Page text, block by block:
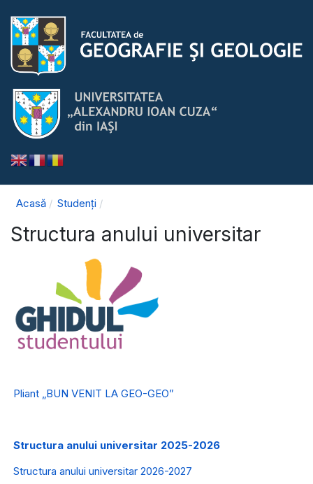
Acasă Studenți
Structura anului universitar
Pliant „BUN VENIT LA GEO-GEO”
Structura anului universitar 2025-2026
Structura anului universitar 2026-2027